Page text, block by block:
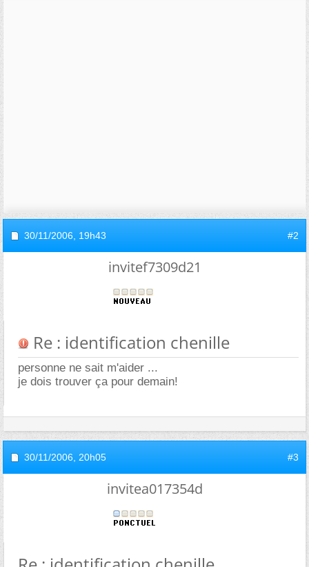
30/11/2006, 19h43 #2
invitef7309d21
Re : identification chenille
personne ne sait m'aider ...
je dois trouver ça pour demain!
30/11/2006, 20h05 #3
invitea017354d